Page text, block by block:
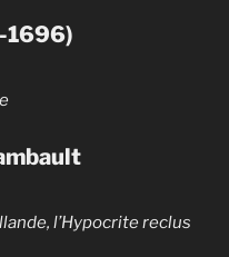
1696)
l’Hypocrite reclus